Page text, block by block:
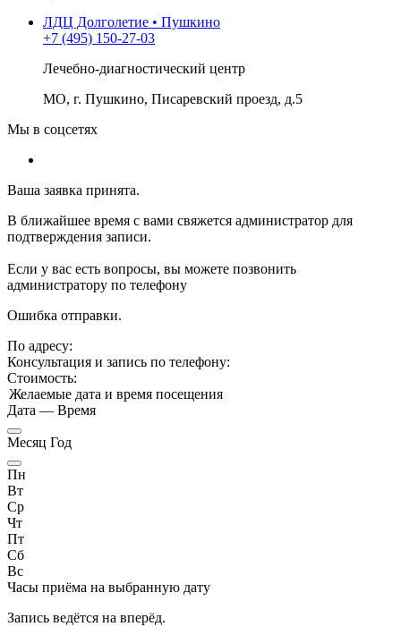
ЛДЦ Долголетие • Пушкино
+7 (495) 150-27-03
Лечебно-диагностический центр
МО, г. Пушкино, Писаревский проезд, д.5
Мы в соцсетях
Ваша заявка принята.
В ближайшее время с вами свяжется администратор для
подтверждения записи.
Если у вас есть вопросы, вы можете позвонить
администратору по телефону
Ошибка отправки.
По адресу:
Консультация и запись по телефону:
Стоимость:
Желаемые дата и время посещения
Дата — Время
Месяц Год
Пн
Вт
Ср
Чт
Пт
Сб
Вс
Часы приёма на выбранную дату
Запись ведётся на вперёд.